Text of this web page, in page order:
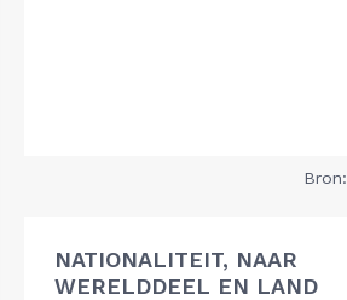
Bron:
NATIONALITEIT, NAAR
WERELDDEEL EN LAND